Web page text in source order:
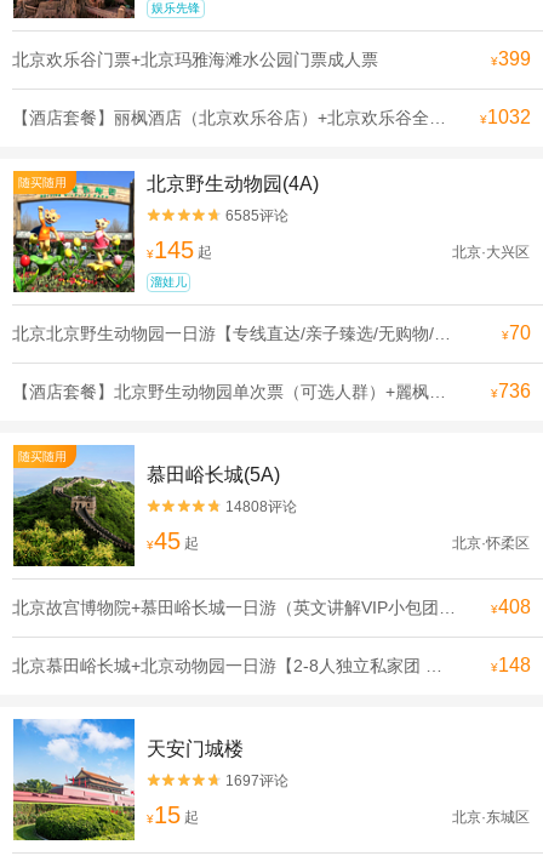
娱乐先锋
北京欢乐谷门票+北京玛雅海滩水公园门票成人票 ¥399
¥1032
随买随用 北京野生动物园(4A)

 6585评论
¥145 起 北京·大兴区
溜娃儿
¥70
¥736
随买随用
慕田峪长城(5A)

 14808评论
¥45 起 北京·怀柔区
¥408
¥148
天安门城楼

 1697评论
¥15 起 北京·东城区